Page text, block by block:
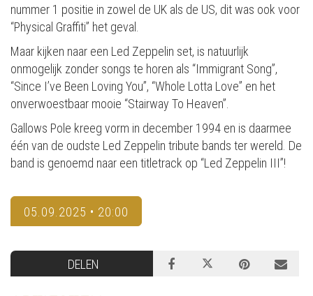
nummer 1 positie in zowel de UK als de US, dit was ook voor
“Physical Graffiti” het geval.
Maar kijken naar een Led Zeppelin set, is natuurlijk
onmogelijk zonder songs te horen als “Immigrant Song”,
“Since I’ve Been Loving You”, “Whole Lotta Love” en het
onverwoestbaar mooie “Stairway To Heaven”.
Gallows Pole kreeg vorm in december 1994 en is daarmee
één van de oudste Led Zeppelin tribute bands ter wereld. De
band is genoemd naar een titletrack op “Led Zeppelin III”!
05.09.2025 • 20:00
DELEN